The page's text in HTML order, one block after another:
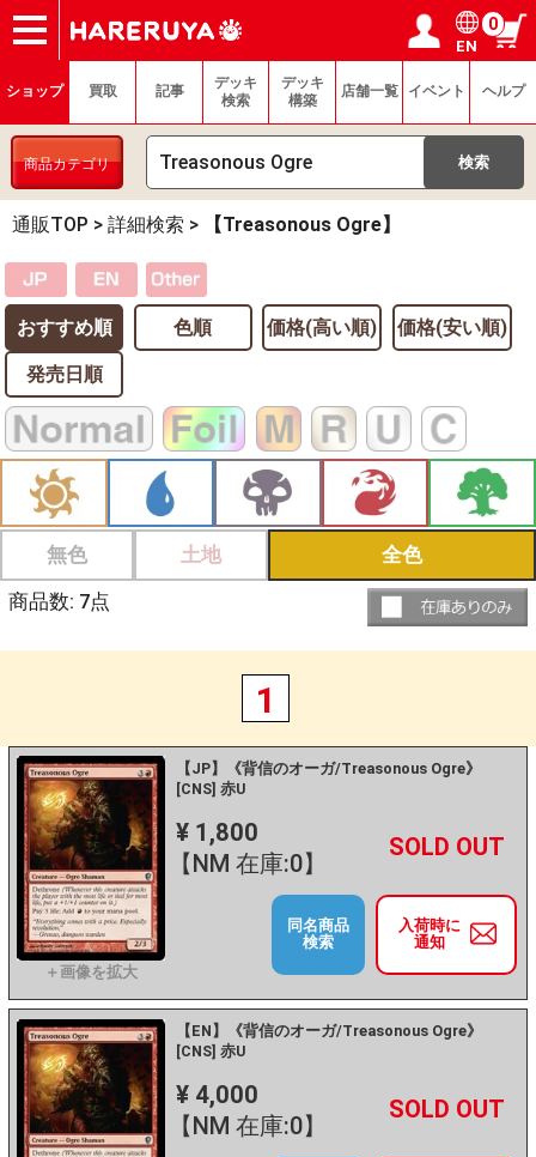
ショップ
買取
記事
デッキ検索
デッキ構築
選手一覧
店舗一覧
イベント
ヘルプ
お問い合わせ ログイン／会員登録
マイページ
EN
0
ショップ 買取 記事
デッキ
検索
デッキ
構築
店舗一覧 イベント ヘルプ
商品カテゴリ
通販TOP > 詳細検索 > 【Treasonous Ogre】
おすすめ順 色順 価格(高い順) 価格(安い順)
発売日順
無色 土地 全色
商品数: 7点
1
【JP】《背信のオーガ/Treasonous Ogre》
[CNS] 赤U
¥ 1,800
【NM 在庫:0】
－ +
入荷時に
通知
同名商品
検索
【EN】《背信のオーガ/Treasonous Ogre》
[CNS] 赤U
¥ 4,000
【NM 在庫:0】
－ +